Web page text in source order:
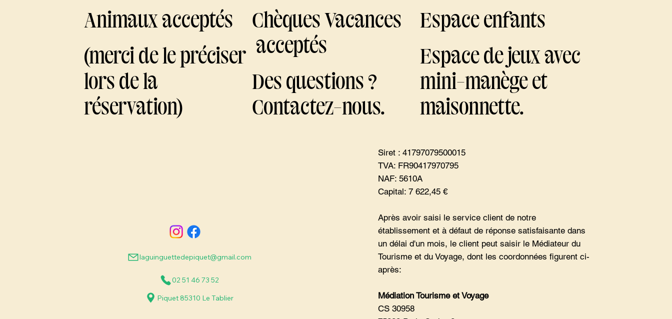
Animaux acceptés
(merci de le préciser
lors de la
réservation)
Chèques Vacances
acceptés
Des questions ?
Contactez-nous.
Espace enfants
Espace de jeux avec
mini-manège et
maisonnette.
laguinguettedepiquet@gmail.com
02 51 46 73 52
Piquet 85310 Le Tablier
Siret : 41797079500015
TVA: FR90417970795
NAF: 5610A
Capital: 7 622,45 €
Après avoir saisi le service client de notre
établissement et à défaut de réponse satisfaisante dans
un délai d'un mois, le client peut saisir le Médiateur du
Tourisme et du Voyage, dont les coordonnées figurent ci-
après:
Médiation Tourisme et Voyage
CS 30958